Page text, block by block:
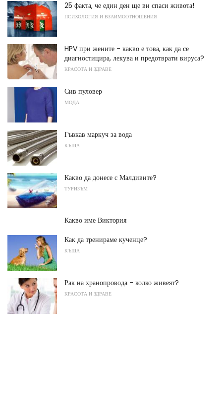
25 факта, че един ден ще ви спаси живота!
ПСИХОЛОГИЯ И ВЗАИМООТНОШЕНИЯ
HPV при жените - какво е това, как да се
диагностицира, лекува и предотврати вируса?
КРАСОТА И ЗДРАВЕ
Сив пуловер
МОДА
Гъвкав маркуч за вода
КЪЩА
Какво да донесе с Малдивите?
ТУРИЗЪМ
Какво име Виктория
Как да тренираме кученце?
КЪЩА
Рак на хранопровода - колко живеят?
КРАСОТА И ЗДРАВЕ